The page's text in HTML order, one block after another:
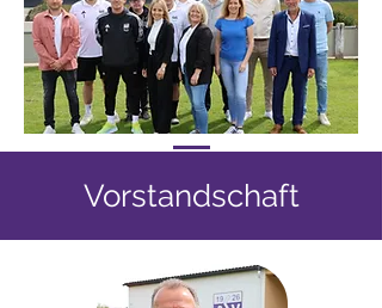
Vorstandschaft